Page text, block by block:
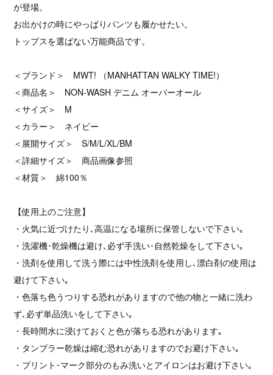
が登場。
お出かけの時にやっぱりパンツも履かせたい。
トップスを選ばない万能商品です。
＜ブランド＞ MWT! （MANHATTAN WALKY TIME!）
＜商品名＞ NON-WASH デニム オーバーオール
＜サイズ＞ M
＜カラー＞ ネイビー
＜展開サイズ＞ S/M/L/XL/BM
＜詳細サイズ＞ 商品画像参照
＜材質＞ 綿100％
【使用上のご注意】
・火気に近づけたり､高温になる場所に保管しないで下さい｡
・洗濯機･乾燥機は避け､必ず手洗い･自然乾燥をして下さい｡
・洗剤を使用して洗う際には中性洗剤を使用し､漂白剤の使用は
避けて下さい｡
・色落ち色うつりする恐れがありますので他の物と一緒に洗わ
ず､必ず単品洗いをして下さい｡
・長時間水に浸けておくと色が落ちる恐れがあります｡
・タンブラー乾燥は縮む恐れがありますのでお避け下さい｡
・プリント･マーク部分のもみ洗いとアイロンはお避け下さい｡